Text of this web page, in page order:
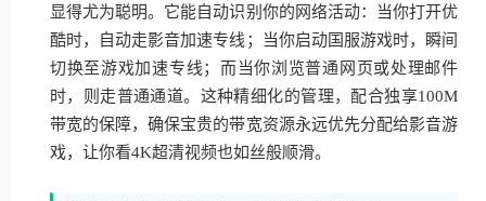
显得尤为聪明。它能自动识别你的网络活动：当你打开优
酷时，自动走影音加速专线；当你启动国服游戏时，瞬间
切换至游戏加速专线；而当你浏览普通网页或处理邮件
时，则走普通通道。这种精细化的管理，配合独享100M
带宽的保障，确保宝贵的带宽资源永远优先分配给影音游
戏，让你看4K超清视频也如丝般顺滑。